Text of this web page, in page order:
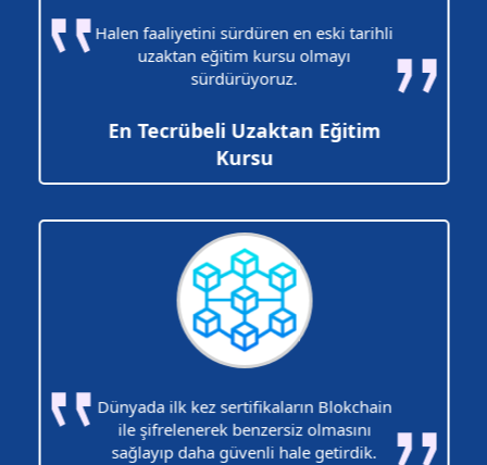
Halen faaliyetini sürdüren en eski tarihli
uzaktan eğitim kursu olmayı
sürdürüyoruz.
En Tecrübeli Uzaktan Eğitim
Kursu
Dünyada ilk kez sertifikaların Blokchain
ile şifrelenerek benzersiz olmasını
sağlayıp daha güvenli hale getirdik.